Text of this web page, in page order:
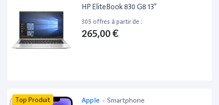
HP EliteBook 830 G8 13”
305 offres à partir de :
265,00 €
Top Produit Apple - Smartphone